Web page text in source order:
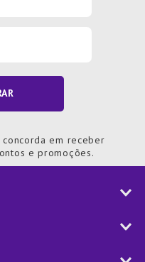
em receber
e promoções.